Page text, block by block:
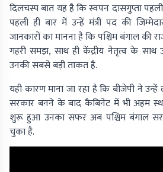
दिलचस्प बात यह है कि स्वपन दासगुप्ता
पहली ही बार में उन्हें मंत्री पद की
जानकारों का मानना है कि पश्चिम बंगाल की
गहरी समझ, साथ ही केंद्रीय नेतृत्व के साथ
उनकी सबसे बड़ी ताकत है.
यही कारण माना जा रहा है कि बीजेपी ने
सरकार बनने के बाद कैबिनेट में भी अहम
शुरू हुआ उनका सफर अब पश्चिम बंगाल
चुका है.